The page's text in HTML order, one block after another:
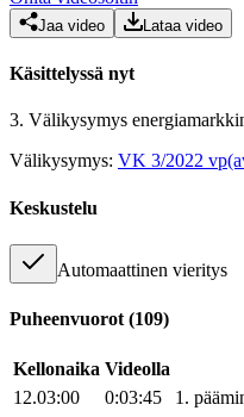
Jaa video Lataa video
Käsittelyssä nyt
3. Välikysymys
Välikysymys: VK 3/2022 vp
Keskustelu
Automaattinen vieritys
Puheenvuorot (109)
Kellonaika Videolla
12.03:00
0:03:45 1.